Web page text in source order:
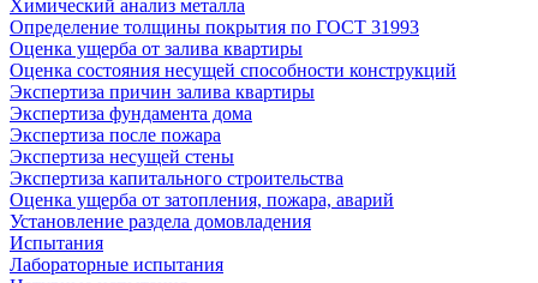
Химический анализ металла
Определение толщины покрытия по ГОСТ 31993
Оценка ущерба от залива квартиры
Оценка состояния несущей способности конструкций
Экспертиза причин залива квартиры
Экспертиза фундамента дома
Экспертиза после пожара
Экспертиза несущей стены
Экспертиза капитального строительства
Оценка ущерба от затопления, пожара, аварий
Установление раздела домовладения
Испытания
Лабораторные испытания